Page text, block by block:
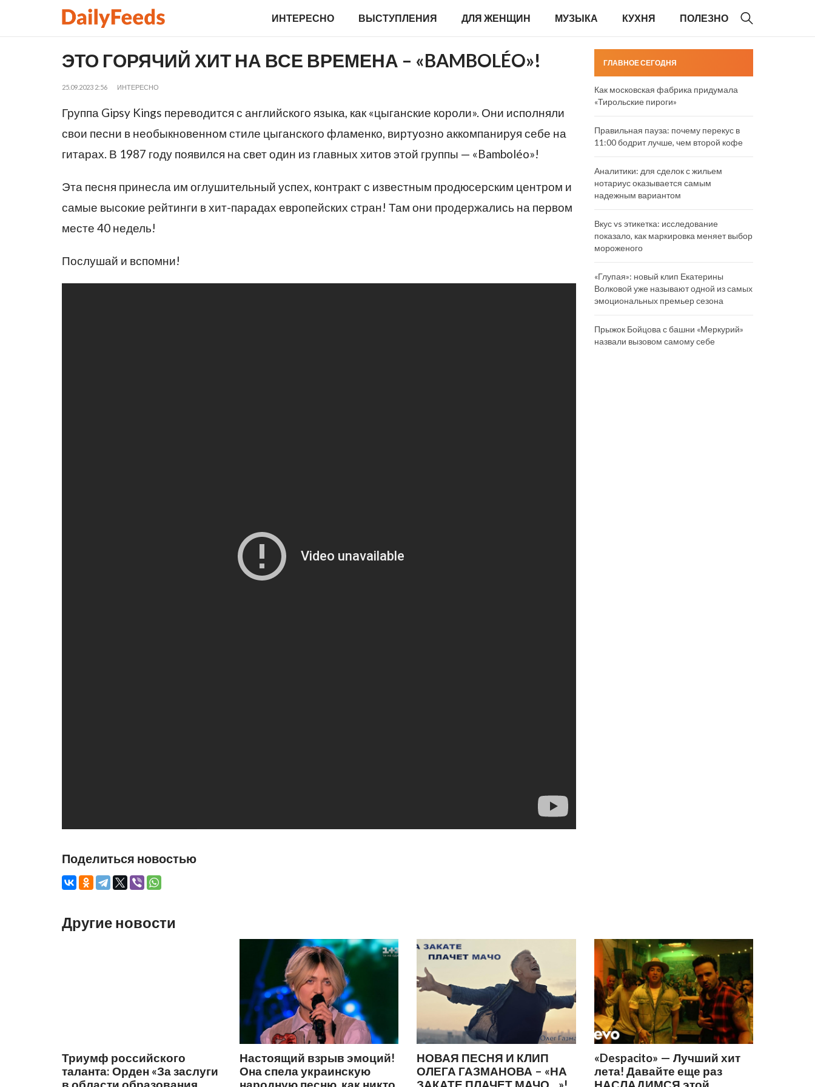
ИНТЕРЕСНО ВЫСТУПЛЕНИЯ ДЛЯ ЖЕНЩИН МУЗЫКА КУХНЯ ПОЛЕЗНО
ЭТО ГОРЯЧИЙ ХИТ НА ВСЕ ВРЕМЕНА – «BAMBOLÉO»!
25.09.2023 2:56 ИНТЕРЕСНО
Группа Gipsy Kings переводится с английского языка, как «цыганские короли». Они исполняли
свои песни в необыкновенном стиле цыганского фламенко, виртуозно аккомпанируя себе на
гитарах. В 1987 году появился на свет один из главных хитов этой группы — «Bamboléo»!
Эта песня принесла им оглушительный успех, контракт с известным продюсерским центром и
самые высокие рейтинги в хит-парадах европейских стран! Там они продержались на первом
месте 40 недель!
Послушай и вспомни!
Поделиться новостью
ГЛАВНОЕ СЕГОДНЯ
Как московская фабрика придумала
«Тирольские пироги»
Правильная пауза: почему перекус в
11:00 бодрит лучше, чем второй кофе
Аналитики: для сделок с жильем
нотариус оказывается самым
надежным вариантом
Вкус vs этикетка: исследование
показало, как маркировка меняет выбор
мороженого
«Глупая»: новый клип Екатерины
Волковой уже называют одной из самых
эмоциональных премьер сезона
Прыжок Бойцова с башни «Меркурий»
назвали вызовом самому себе
Другие новости
Триумф российского
таланта: Орден «За заслуги
Настоящий взрыв эмоций!
Она спела украинскую
НОВАЯ ПЕСНЯ И КЛИП
ОЛЕГА ГАЗМАНОВА – «НА
«Despacito» — Лучший хит
лета! Давайте еще раз